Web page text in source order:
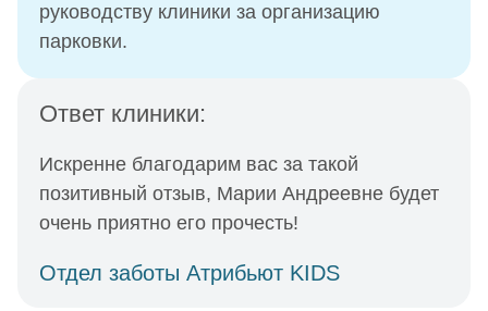
руководству клиники за организацию
парковки.
Ответ клиники:
Искренне благодарим вас за такой
позитивный отзыв, Марии Андреевне будет
очень приятно его прочесть!
Отдел заботы Атрибьют KIDS